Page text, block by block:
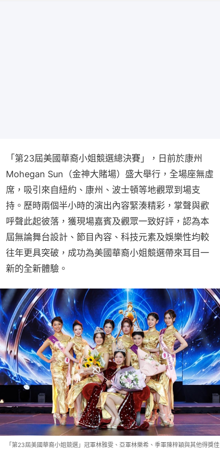
「第23屆美國華裔小姐競選總決賽」，日前於康州
Mohegan Sun（金神大賭場）盛大舉行，全場座無虛
席，吸引來自紐約、康州、波士頓等地觀眾到場支
持。歷時兩個半小時的演出內容緊湊精彩，掌聲與歡
呼聲此起彼落，獲現場嘉賓及觀眾一致好評，認為本
屆無論舞台設計、節目內容、科技元素及娛樂性均較
往年更具突破，成功為美國華裔小姐競選帶來耳目一
新的全新體驗。
「第23屆美國華裔小姐競選」冠軍林雅雯、亞軍林樂希、季軍陳梓穎與其他得獎佳